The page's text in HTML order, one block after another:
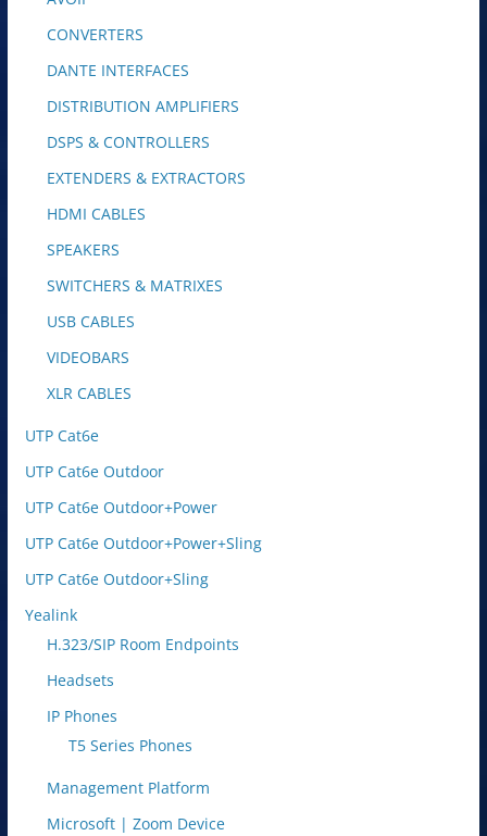
CONVERTERS
DANTE INTERFACES
DISTRIBUTION AMPLIFIERS
DSPS & CONTROLLERS
EXTENDERS & EXTRACTORS
HDMI CABLES
SPEAKERS
SWITCHERS & MATRIXES
USB CABLES
VIDEOBARS
XLR CABLES
UTP Cat6e
UTP Cat6e Outdoor
UTP Cat6e Outdoor+Power
UTP Cat6e Outdoor+Power+Sling
UTP Cat6e Outdoor+Sling
Yealink
H.323/SIP Room Endpoints
Headsets
IP Phones
T5 Series Phones
Management Platform
Microsoft | Zoom Device